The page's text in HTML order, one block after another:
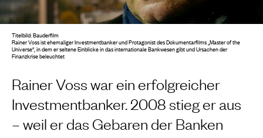
Rainer Voss war ein erfolgreicher
Investmentbanker. 2008 stieg er aus
– weil er das Gebaren der Banken
Titelbild: Bauderfilm
Rainer Voss ist ehemaliger Investmentbanker und Protagonist des Dokumentarfilms „Master of the
Universe“, in dem er seltene Einblicke in das internationale Bankwesen gibt und Ursachen der
Finanzkrise beleuchtet